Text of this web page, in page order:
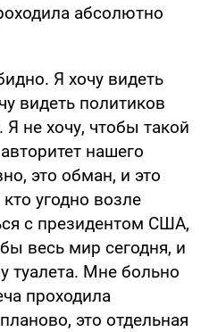
абсолютно
Я хочу видеть
видеть политиков
не хочу, чтобы такой
нашего
это обман, и это
угодно возле
с президентом США,
весь мир сегодня, и
туалета. Мне больно
проходила
это отдельная